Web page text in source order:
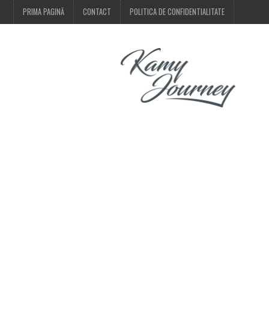
PRIMA PAGINĂ CONTACT POLITICA DE CONFIDENTIALITATE